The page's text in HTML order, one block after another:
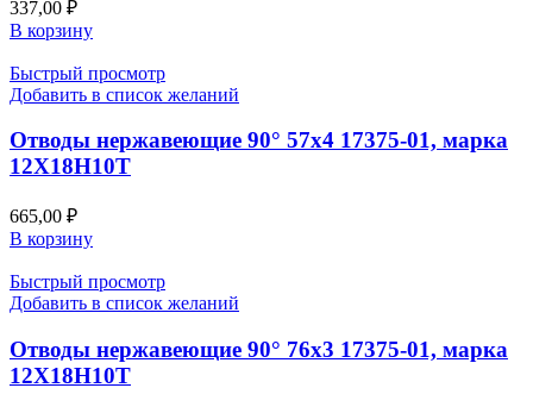
337,00 ₽
В корзину
Быстрый просмотр
Добавить в список желаний
Отводы нержавеющие 90° 57х4 17375-01, марка
12Х18Н10Т
665,00 ₽
В корзину
Быстрый просмотр
Добавить в список желаний
Отводы нержавеющие 90° 76х3 17375-01, марка
12Х18Н10Т